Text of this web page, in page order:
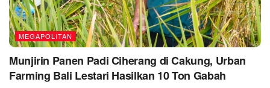
MEGAPOLITAN
Munjirin Panen Padi Ciherang di Cakung, Urban
Farming Bali Lestari Hasilkan 10 Ton Gabah